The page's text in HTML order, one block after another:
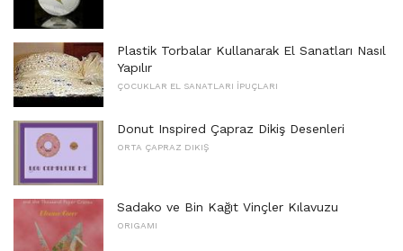
Plastik Torbalar Kullanarak El Sanatları Nasıl
Yapılır
ÇOCUKLAR EL SANATLARI İPUÇLARI
Donut Inspired Çapraz Dikiş Desenleri
ORTA ÇAPRAZ DIKIŞ
Sadako ve Bin Kağıt Vinçler Kılavuzu
ORIGAMI